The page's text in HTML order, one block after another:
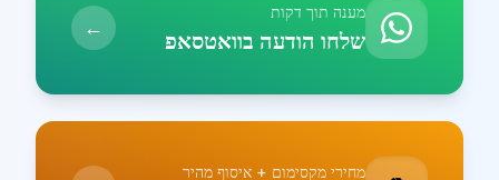
מענה תוך דקות
שלחו הודעה בוואטסאפ ←
מחירי מקסימום + איסוף מהיר